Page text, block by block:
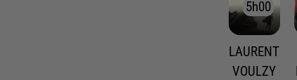
5h00
5h00
LAURENT
VOULZY